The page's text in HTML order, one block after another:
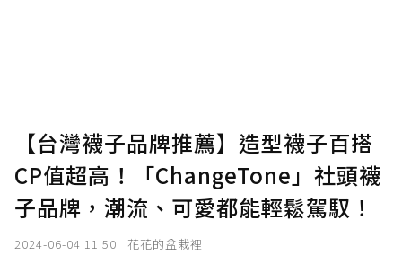
【台灣襪子品牌推薦】造型襪子百搭
CP值超高！「ChangeTone」社頭襪
子品牌，潮流、可愛都能輕鬆駕馭！
2024-06-04 11:50 花花的盆栽裡